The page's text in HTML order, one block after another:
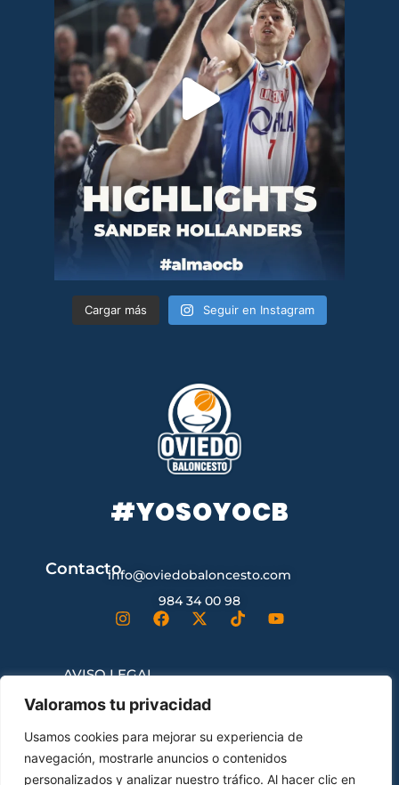
Valoramos tu privacidad
Usamos cookies para mejorar su experiencia de
navegación, mostrarle anuncios o contenidos
personalizados y analizar nuestro tráfico. Al hacer clic en
Cargar más Seguir en Instagram
#YOSOYOCB
Contactoinfo@oviedobaloncesto.com
984 34 00 98
AVISO LEGAL
CONTRATACIÓN